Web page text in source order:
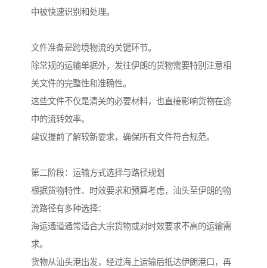
中被快速识别和处理。
文件准备是跨境物流的关键环节。
除常规的运输单据外，发往伊朗的货物需要特别注意相
关文件的完整性和准确性。
这些文件不仅是清关的必要材料，也直接影响货物在途
中的流转效率。
建议提前了解较新要求，确保所有文件符合规范。
第二阶段：运输方式选择与路径规划
根据货物特性、时效要求和预算考虑，汕头至伊朗的物
流路径有多种选择：
海运通道通常适合大宗货物或对时效要求不高的运输需
求。
货物从汕头港出发，经过海上运输后抵达伊朗港口，再